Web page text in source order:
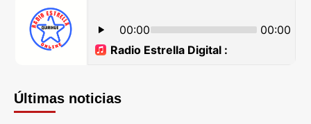
Últimas noticias